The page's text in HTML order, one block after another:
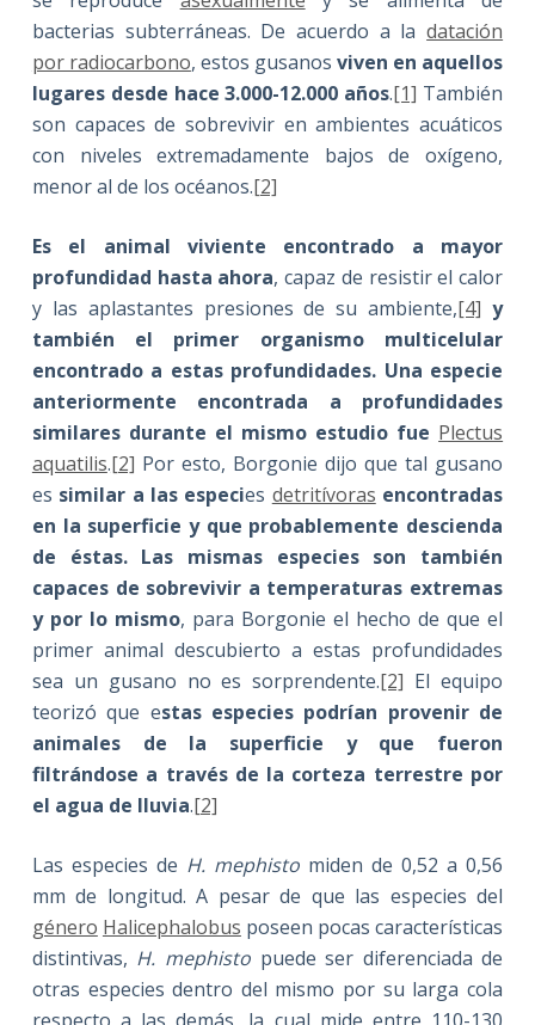
bacterias subterráneas. De acuerdo a ladatación
por radiocarbono, estos gusanosviven en aquellos
lugares desde hace 3.000-12.000 años.[1] También
son capaces de sobrevivir en ambientes acuáticos
con niveles extremadamente bajos de oxígeno,
menor al de los océanos.[2]
Es el animal viviente encontrado a mayor
profundidad hasta ahora, capaz de resistir el calor
y las aplastantes presiones de su ambiente,[4] y
también el primer organismo multicelular
encontrado a estas profundidades. Una especie
anteriormente encontrada a profundidades
similares durante el mismo estudio fue Plectus
aquatilis.[2] Por esto, Borgonie dijo que tal gusano
es similar a las especies detritívoras encontradas
en la superficie y que probablemente descienda
de éstas. Las mismas especies son también
capaces de sobrevivir a temperaturas extremas
y por lo mismo, para Borgonie el hecho de que el
primer animal descubierto a estas profundidades
sea un gusano no es sorprendente.[2] El equipo
teorizó que estas especies podrían provenir de
animales de la superficie y que fueron
filtrándose a través de la corteza terrestre por
el agua de lluvia.[2]
Las especies de H. mephisto miden de 0,52 a 0,56
mm de longitud. A pesar de que las especies del
género Halicephalobus poseen pocas características
distintivas, H. mephisto puede ser diferenciada de
otras especies dentro del mismo por su larga cola